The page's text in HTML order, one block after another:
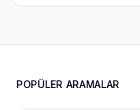
POPÜLER ARAMALAR